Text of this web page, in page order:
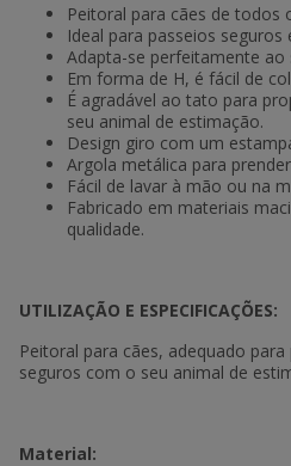
Peitoral para cães de todos
Ideal para passeios seguros
Adapta-se perfeitamente ao
Em forma de H, é fácil de
É agradável ao tato para
seu animal de estimação.
Design giro com um
Argola metálica para
Fácil de lavar à mão ou na
Fabricado em materiais
qualidade.
UTILIZAÇÃO E ESPECIFICAÇÕES:
Peitoral para cães, adequado
seguros com o seu animal de
Material: